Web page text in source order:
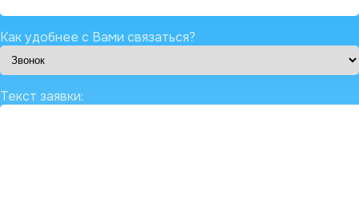
Как удобнее с Вами связаться?
Текст заявки: